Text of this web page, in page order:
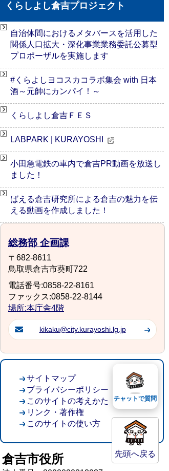
くらしよし倉吉プロジェクト
自治体間におけるメタバースを活用した
関係人口拡大・深化事業業務委託公募型
プロポーザルを実施します
#くらよしヨコスカコラボ集会 with 日本
酒～元帥にカンパイ！～
くらしよし倉吉ＦＥＳ
LABPARK | KURAYOSHI
小田急電鉄の車内で倉吉PR動画を放送し
ました！
ばえる倉吉研究所による倉吉の魅力を伝
える動画を作成しました！
総務部 企画課
〒682-8611
鳥取県倉吉市葵町722
電話番号:0858-22-8161
ファックス:0858-22-8144
場所:本庁舎4階
kikaku@city.kurayoshi.lg.jp
先頭へ戻る
サイトマップ
プライバシーポリシー
このサイトの考えかた
リンク・著作権
このサイトの使い方
倉吉市役所
チャットで質問